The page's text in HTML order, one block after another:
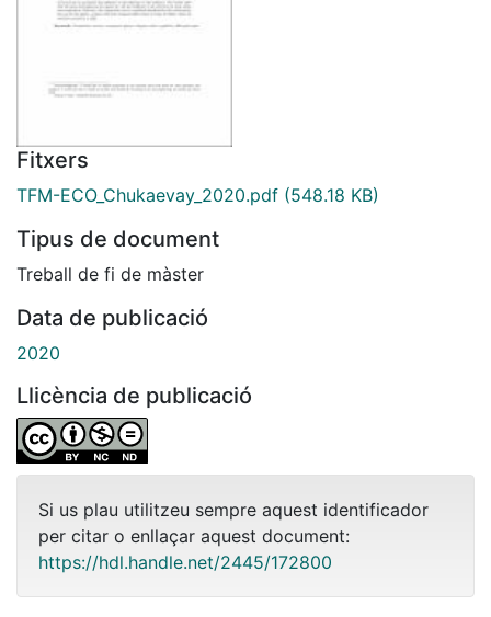
Fitxers
TFM-ECO_Chukaevay_2020.pdf (548.18 KB)
Tipus de document
Treball de fi de màster
Data de publicació
2020
Llicència de publicació
Si us plau utilitzeu sempre aquest identificador
per citar o enllaçar aquest document:
https://hdl.handle.net/2445/172800